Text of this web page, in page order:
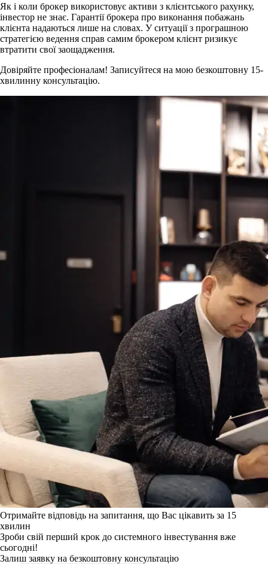
Як і коли брокер використовує активи з клієнтського рахунку,
інвестор не знає. Гарантії брокера про виконання побажань
клієнта надаються лише на словах. У ситуації з програшною
стратегією ведення справ самим брокером клієнт ризикує
втратити свої заощадження.
Довіряйте професіоналам! Записуйтеся на мою безкоштовну 15-
хвилинну консультацію.
Отримайте відповідь на запитання, що Вас цікавить за 15
хвилин
Зроби свій перший крок до системного інвестування вже
сьогодні!
Залиш заявку на безкоштовну консультацію